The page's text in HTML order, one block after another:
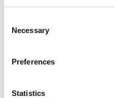
Selection
Necessary
Preferences
Statistics